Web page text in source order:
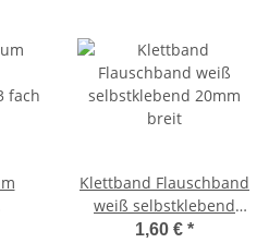
Klettband Flauschband
weiß selbstklebend
20mm breit
1,60 € *